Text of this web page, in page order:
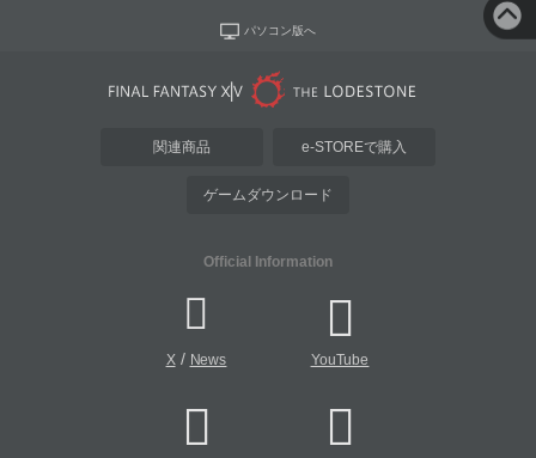
パソコン版へ
関連商品 e-STOREで購入
ゲームダウンロード
Official Information
X/ News YouTube